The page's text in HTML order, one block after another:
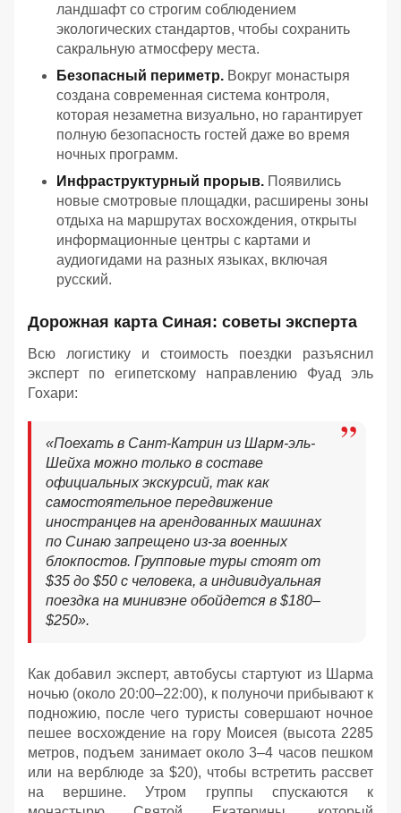
ландшафт со строгим соблюдением
экологических стандартов, чтобы сохранить
сакральную атмосферу места.
Безопасный периметр. Вокруг монастыря
создана современная система контроля,
которая незаметна визуально, но гарантирует
полную безопасность гостей даже во время
ночных программ.
Инфраструктурный прорыв. Появились
новые смотровые площадки, расширены зоны
отдыха на маршрутах восхождения, открыты
информационные центры с картами и
аудиогидами на разных языках, включая
русский.
Дорожная карта Синая: советы эксперта
Всю логистику и стоимость поездки разъяснил
эксперт по египетскому направлению Фуад эль
Гохари:
«Поехать в Сант-Катрин из Шарм-эль-
Шейха можно только в составе
официальных экскурсий, так как
самостоятельное передвижение
иностранцев на арендованных машинах
по Синаю запрещено из-за военных
блокпостов. Групповые туры стоят от
$35 до $50 с человека, а индивидуальная
поездка на минивэне обойдется в $180–
$250».
Как добавил эксперт, автобусы стартуют из Шарма
ночью (около 20:00–22:00), к полуночи прибывают к
подножию, после чего туристы совершают ночное
пешее восхождение на гору Моисея (высота 2285
метров, подъем занимает около 3–4 часов пешком
или на верблюде за $20), чтобы встретить рассвет
на вершине. Утром группы спускаются к